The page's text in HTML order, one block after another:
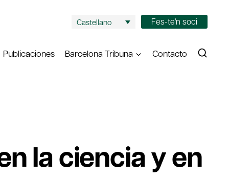
Castellano Fes-te'n soci
Publicaciones Barcelona Tribuna Contacto
la ciencia y en